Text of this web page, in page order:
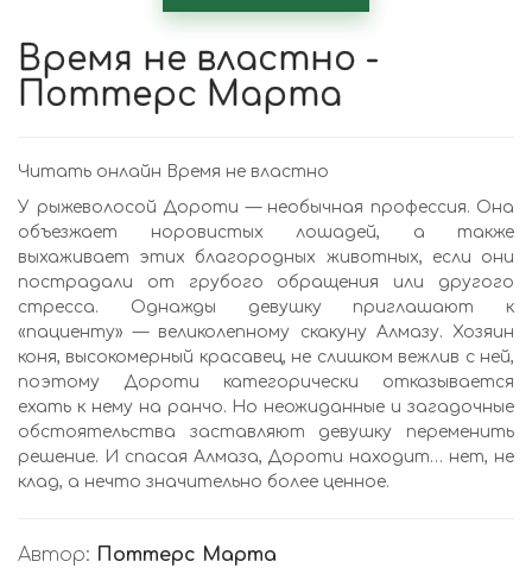
Время не властно -
Поттерс Марта
Читать онлайн Время не властно
У рыжеволосой Дороти — необычная профессия. Она
объезжает норовистых лошадей, а также
выхаживает этих благородных животных, если они
пострадали от грубого обращения или другого
стресса. Однажды девушку приглашают к
«пациенту» — великолепному скакуну Алмазу. Хозяин
коня, высокомерный красавец, не слишком вежлив с ней,
поэтому Дороти категорически отказывается
ехать к нему на ранчо. Но неожиданные и загадочные
обстоятельства заставляют девушку переменить
решение. И спасая Алмаза, Дороти находит… нет, не
клад, а нечто значительно более ценное.
Автор: Поттерс Марта